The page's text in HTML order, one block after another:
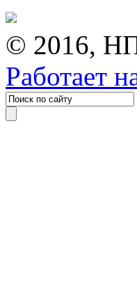
© 2016,
Работает